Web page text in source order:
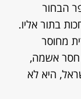
הבחור
מחכות בתור אליו.
מחוסר
חסר אשמה,
היא לא